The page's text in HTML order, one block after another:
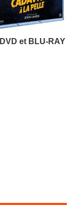
et BLU-RAY